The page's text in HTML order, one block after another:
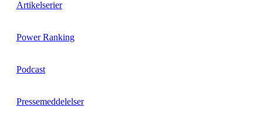
Artikelserier
Power Ranking
Podcast
Pressemeddelelser